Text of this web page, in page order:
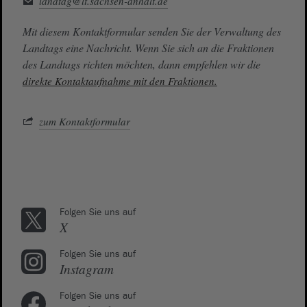
Mit diesem Kontaktformular senden Sie der Verwaltung des
Landtags eine Nachricht. Wenn Sie sich an die Fraktionen
des Landtags richten möchten, dann empfehlen wir die
direkte Kontaktaufnahme mit den Fraktionen.
zum Kontaktformular
Folgen Sie uns auf
X
Folgen Sie uns auf
Instagram
Folgen Sie uns auf